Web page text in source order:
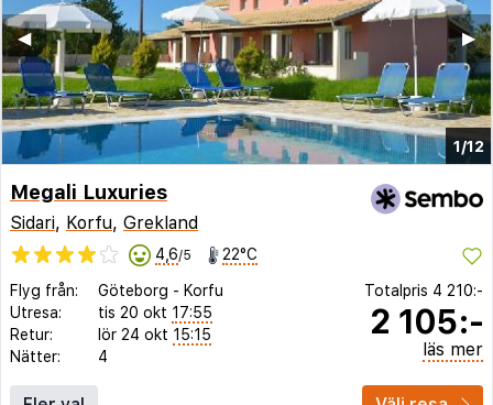
1/12
▶︎
◀︎
Megali Luxuries
Sidari, Korfu, Grekland
4,6/5 22°C
Flyg från: Göteborg - Korfu
Utresa:
tis 20 okt 17:55
Retur:
lör 24 okt 15:15
Nätter:
4
Totalpris 4 210:-
2 105:-
läs mer